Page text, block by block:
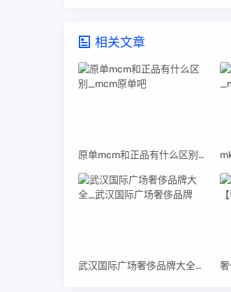
相关文章
原单mcm和正品有什么区别_mcm原单吧
武汉国际广场奢侈品牌大全_武汉国际广场奢侈品牌